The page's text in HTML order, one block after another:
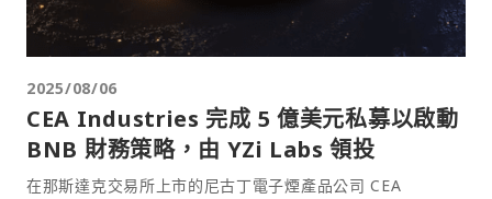
2025/08/06
CEA Industries 完成 5 億美元私募以啟動
BNB 財務策略，由 YZi Labs 領投
在那斯達克交易所上市的尼古丁電子煙產品公司 CEA